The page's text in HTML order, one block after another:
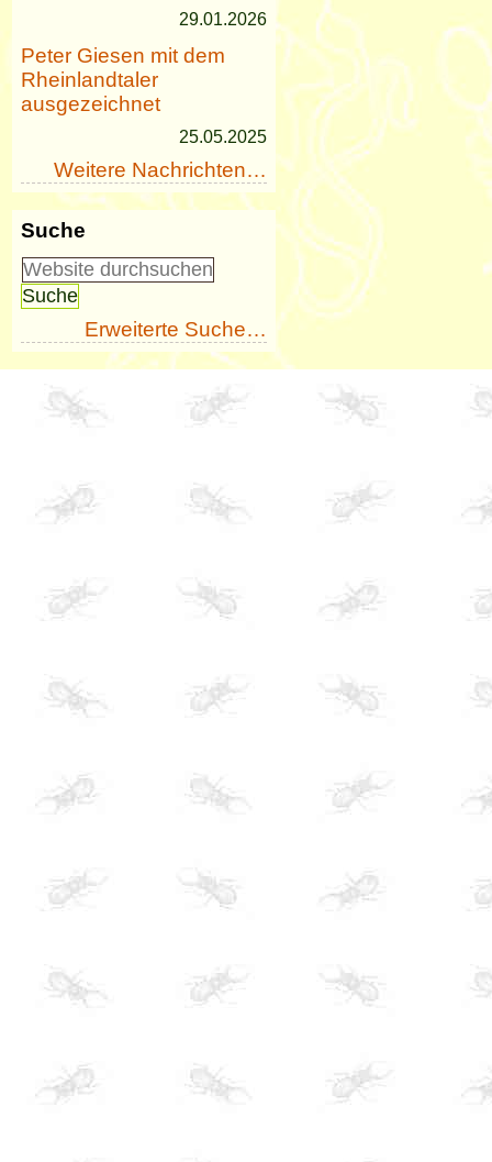
29.01.2026
Peter Giesen mit dem
Rheinlandtaler
ausgezeichnet
25.05.2025
Weitere Nachrichten…
Suche
Erweiterte Suche…